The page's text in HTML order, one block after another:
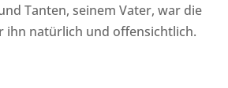
Tanten, seinem Vater, war die
ihn natürlich und offensichtlich.